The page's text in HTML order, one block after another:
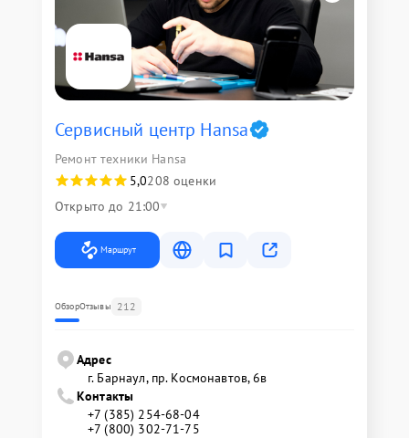
Сервисный центр Hansa
Ремонт техники Hansa
5,0208 оценки
Открыто до 21:00
Маршрут
ОбзорОтзывы 212
Адрес
г. Барнаул, ​пр. Космонавтов, 6в
Контакты
+7 (385) 254-68-04
+7 (800) 302-71-75